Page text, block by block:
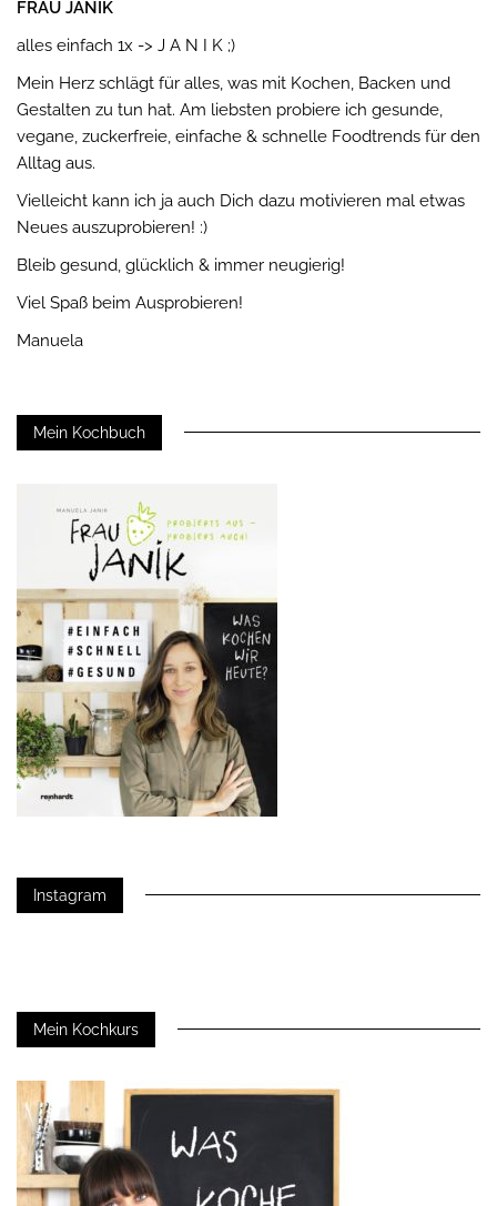
FRAU JANIK
alles einfach 1x -> J A N I K ;)
Mein Herz schlägt für alles, was mit Kochen, Backen und
Gestalten zu tun hat. Am liebsten probiere ich gesunde,
vegane, zuckerfreie, einfache & schnelle Foodtrends für den
Alltag aus.
Vielleicht kann ich ja auch Dich dazu motivieren mal etwas
Neues auszuprobieren! :)
Bleib gesund, glücklich & immer neugierig!
Viel Spaß beim Ausprobieren!
Manuela
Mein Kochbuch
Instagram
Mein Kochkurs